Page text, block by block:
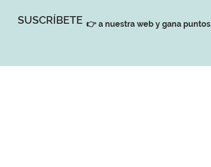
SUSCRÍBETE 👉 a nuestra web y gana puntos